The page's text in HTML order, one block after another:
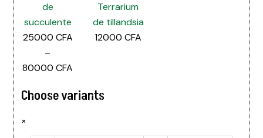
de
succulente
25000 CFA
–
80000 CFA
prix :
Terrarium
de tillandsia
12000 CFA
Choose variants
×